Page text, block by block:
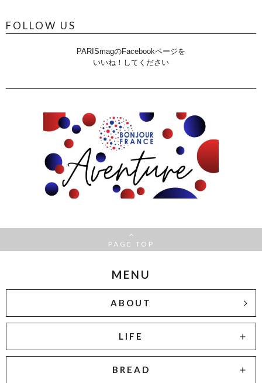
FOLLOW US
PARISmagのFacebookページを
いいね！してください
PAGE TOP
MENU
ABOUT
LIFE
BREAD